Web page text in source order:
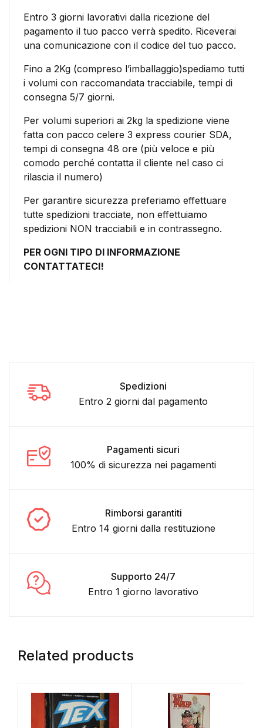
Entro 3 giorni lavorativi dalla ricezione del
pagamento il tuo pacco verrà spedito. Riceverai
una comunicazione con il codice del tuo pacco.
Fino a 2Kg (compreso l’imballaggio)spediamo tutti
i volumi con raccomandata tracciabile, tempi di
consegna 5/7 giorni.
Per volumi superiori ai 2kg la spedizione viene
fatta con pacco celere 3 express courier SDA,
tempi di consegna 48 ore (più veloce e più
comodo perché contatta il cliente nel caso ci
rilascia il numero)
Per garantire sicurezza preferiamo effettuare
tutte spedizioni tracciate, non effettuiamo
spedizioni NON tracciabili e in contrassegno.
PER OGNI TIPO DI INFORMAZIONE
CONTATTATECI!
Spedizioni
Entro 2 giorni dal pagamento
Pagamenti sicuri
100% di sicurezza nei pagamenti
Rimborsi garantiti
Entro 14 giorni dalla restituzione
Supporto 24/7
Entro 1 giorno lavorativo
Related products